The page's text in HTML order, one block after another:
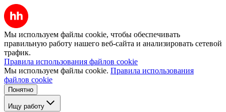
Мы используем файлы cookie, чтобы обеспечивать
правильную работу нашего веб-сайта и анализировать сетевой
трафик.
Правила использования файлов cookie
Мы используем файлы cookie. Правила использования
файлов cookie
Понятно
Ищу работу